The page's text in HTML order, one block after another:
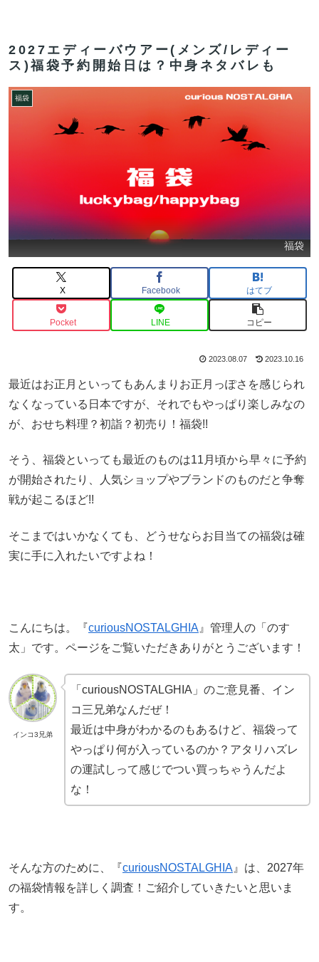
2027エディーバウアー(メンズ/レディー
ス)福袋予約開始日は？中身ネタバレも
福袋
福袋
X Facebook はてブ
Pocket LINE コピー
2023.08.07 2023.10.16
最近はお正月といってもあんまりお正月っぽさを感じられ
なくなっている日本ですが、それでもやっぱり楽しみなの
が、おせち料理？初詣？初売り！福袋!!
そう、福袋といっても最近のものは11月頃から早々に予約
が開始されたり、人気ショップやブランドのものだと争奪
戦が起こるほど!!
そこまではいかなくても、どうせならお目当ての福袋は確
実に手に入れたいですよね！
こんにちは。『curiousNOSTALGHIA 』管理人の「のす
太」です。ページをご覧いただきありがとうございます！
インコ3兄弟
「curiousNOSTALGHIA」のご意見番、イン
コ三兄弟なんだぜ！
最近は中身がわかるのもあるけど、福袋って
やっぱり何が入っているのか？アタリハズレ
の運試しって感じでつい買っちゃうんだよ
な！
そんな方のために、『curiousNOSTALGHIA 』は、2027年
の福袋情報を詳しく調査！ご紹介していきたいと思いま
す。